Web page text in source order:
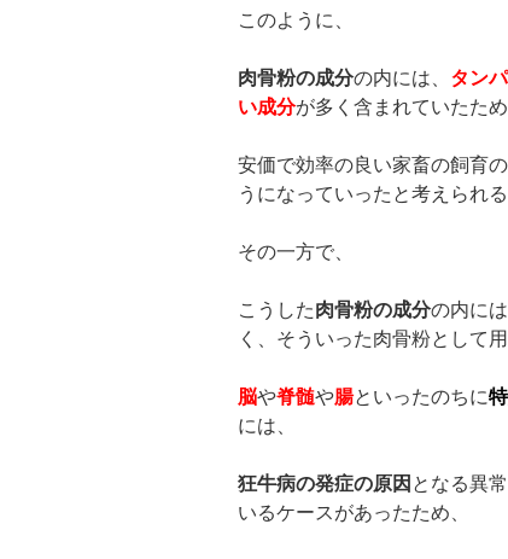
このように、
肉骨粉の成分の内には、 タン
い成分が多く含まれていたため
安価で効率の良い家畜の飼育
うになっていったと考えられ
その一方で、
こうした肉骨粉の成分の内に
く、そういった肉骨粉として
脳や脊髄や腸といったのちに
には、
狂牛病の発症の原因 となる異
いるケースがあったため、